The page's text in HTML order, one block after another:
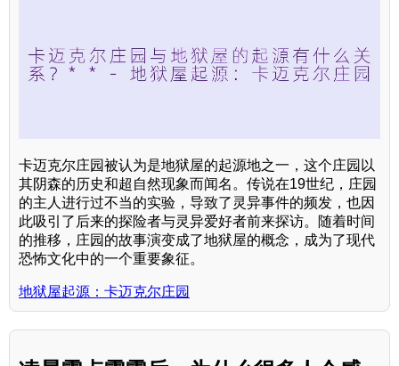
卡迈克尔庄园被认为是地狱屋的起源地之一，这个庄园以
其阴森的历史和超自然现象而闻名。传说在19世纪，庄园
的主人进行过不当的实验，导致了灵异事件的频发，也因
此吸引了后来的探险者与灵异爱好者前来探访。随着时间
的推移，庄园的故事演变成了地狱屋的概念，成为了现代
恐怖文化中的一个重要象征。
地狱屋起源：卡迈克尔庄园